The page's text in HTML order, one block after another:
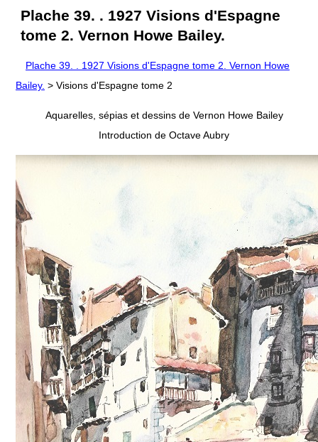
Plache 39. . 1927 Visions d'Espagne
tome 2. Vernon Howe Bailey.
Plache 39. . 1927 Visions d'Espagne tome 2. Vernon Howe
Bailey. > Visions d'Espagne tome 2
Aquarelles, sépias et dessins de Vernon Howe Bailey
Introduction de Octave Aubry